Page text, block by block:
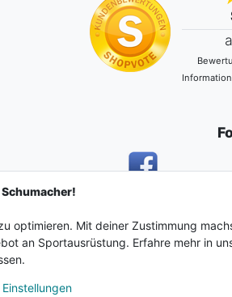
AGB
optimieren. Mit deiner Zustimmung
an Sportausrüstung. Erfahre mehr in